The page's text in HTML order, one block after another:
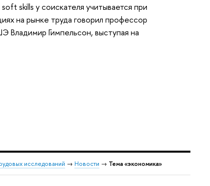
skills у соискателя учитывается при
на рынке труда говорил профессор
Владимир Гимпельсон, выступая на
исследований → Новости → Тема «экономика»